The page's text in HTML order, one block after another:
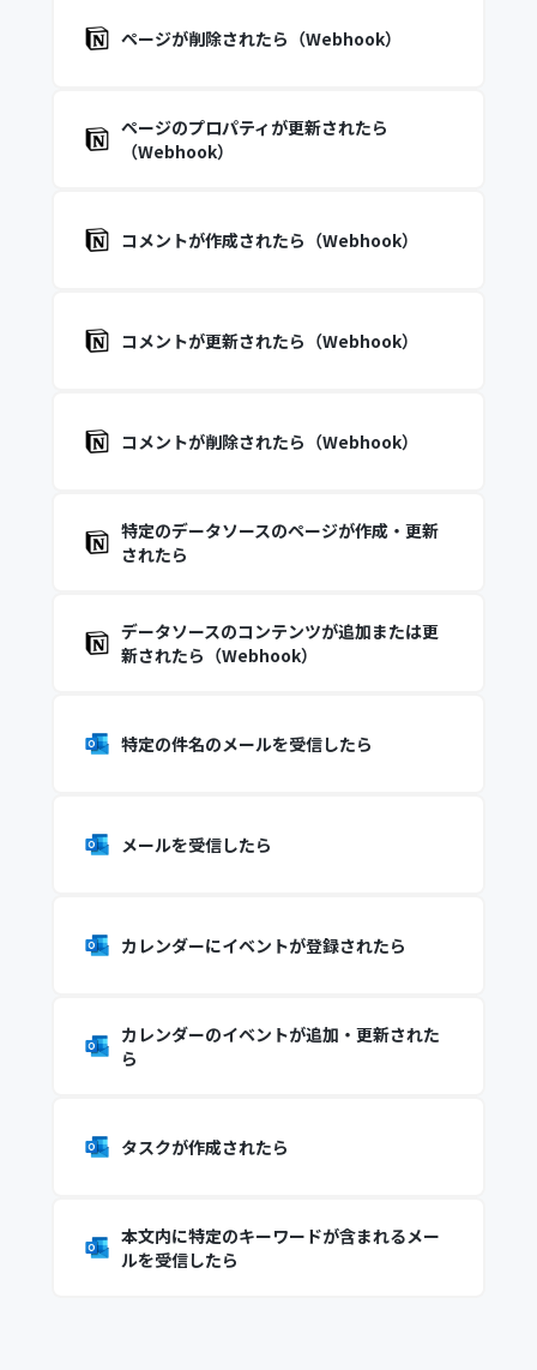
ページが削除されたら（Webhook）
ページのプロパティが更新されたら
（Webhook）
コメントが作成されたら（Webhook）
コメントが更新されたら（Webhook）
コメントが削除されたら（Webhook）
特定のデータソースのページが作成・更新
されたら
データソースのコンテンツが追加または更
新されたら（Webhook）
特定の件名のメールを受信したら
メールを受信したら
カレンダーにイベントが登録されたら
カレンダーのイベントが追加・更新された
ら
タスクが作成されたら
本文内に特定のキーワードが含まれるメー
ルを受信したら